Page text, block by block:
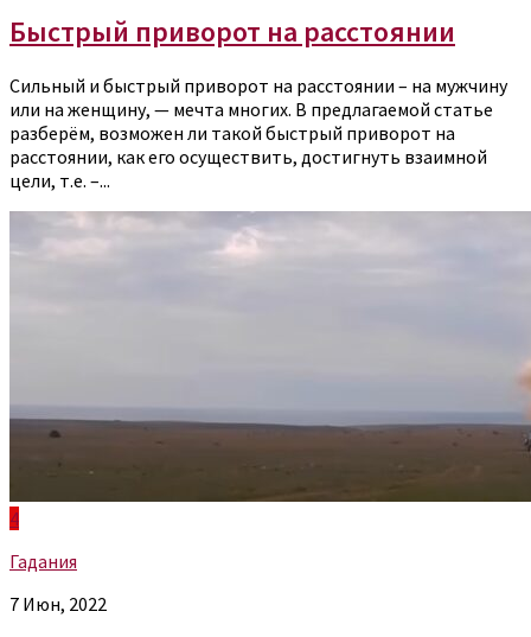
Быстрый приворот на расстоянии
Сильный и быстрый приворот на расстоянии – на мужчину
или на женщину, — мечта многих. В предлагаемой статье
разберём, возможен ли такой быстрый приворот на
расстоянии, как его осуществить, достигнуть взаимной
цели, т.е. –...
4
Гадания
7 Июн, 2022